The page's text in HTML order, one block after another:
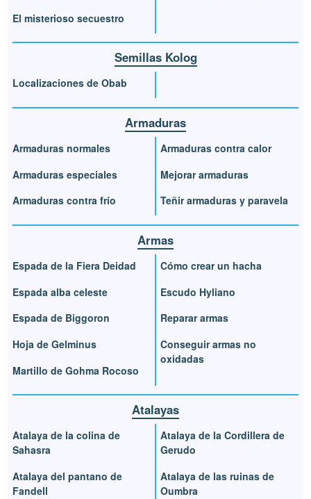
El misterioso secuestro
Semillas Kolog
Localizaciones de Obab
Armaduras
Armaduras normales
Armaduras especiales
Armaduras contra frío
Armaduras contra calor
Mejorar armaduras
Teñir armaduras y paravela
Armas
Espada de la Fiera Deidad
Espada alba celeste
Espada de Biggoron
Hoja de Gelminus
Martillo de Gohma Rocoso
Cómo crear un hacha
Escudo Hyliano
Reparar armas
Conseguir armas no
oxidadas
Atalayas
Atalaya de la colina de
Sahasra
Atalaya del pantano de
Fandell
Atalaya de la Cordillera de
Gerudo
Atalaya de las ruinas de
Oumbra